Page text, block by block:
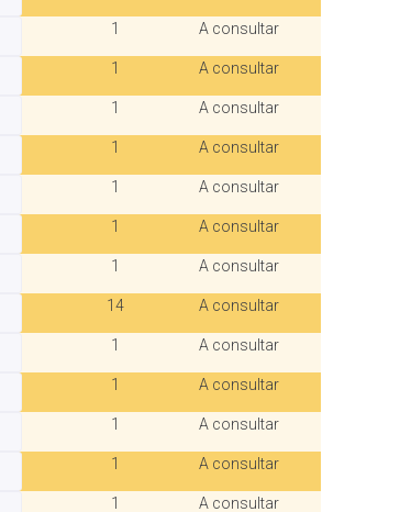
1 A consultar
1 A consultar
1 A consultar
1 A consultar
1 A consultar
1 A consultar
1 A consultar
14 A consultar
1 A consultar
1 A consultar
1 A consultar
1 A consultar
1 A consultar